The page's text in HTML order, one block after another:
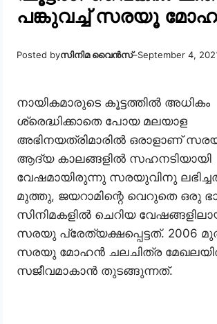
പങ്കുവച്ച് സരയൂ
Posted byസിനിമ വൈൻസ്–September 4,
നായികമാരുടെ കൂട്ടത്തിൽ അധികം
ശ്രെദ്ധിക്കാതെ പോയ മലയാള
അഭിനയത്രിമാരിൽ ഒരാളാണ്
ആദ്യ കാലങ്ങളിൽ സഹനടിയായി
വേഷമായിരുന്നു സരയുവിനു
മുത്തു, ജയറാമിന്റെ വെറുതെ ഒരു
സിനിമകളിൽ ചെറിയ
സരയു പ്രേത്യക്ഷപ്പെട്ടത്. 2006
സരയു മോഹൻ ചലചിത്ര
സജീവമാകാൻ തുടങ്ങുന്നത്.